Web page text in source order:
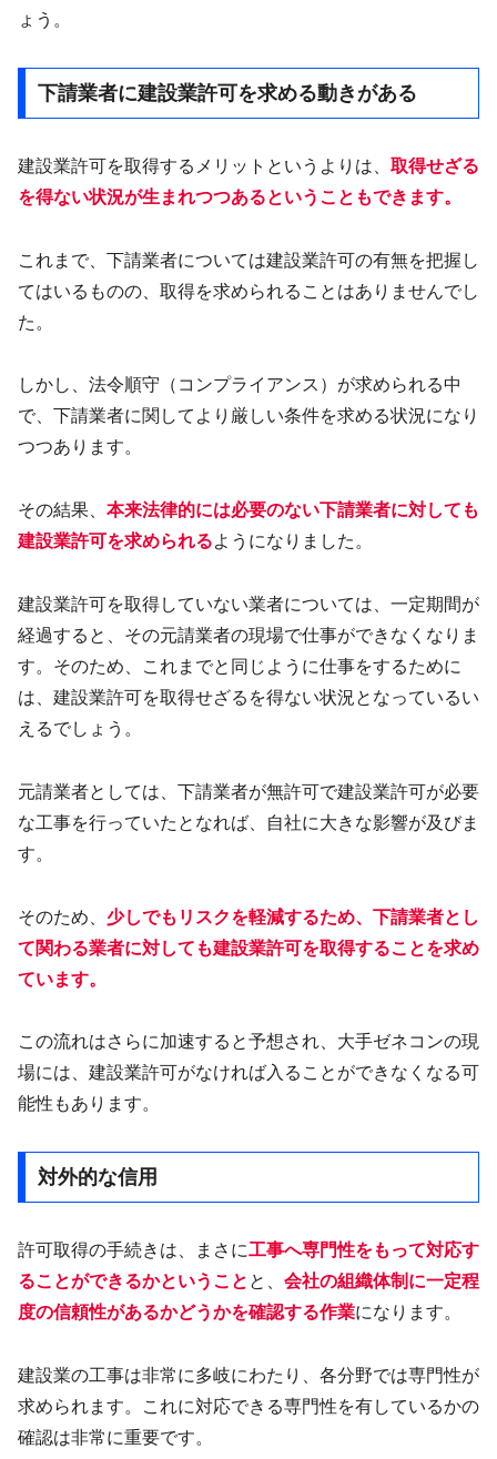
ょう。
下請業者に建設業許可を求める動きがある
建設業許可を取得するメリットというよりは、 取得せざる
を得ない状況が生まれつつあるということもできます。
これまで、下請業者については建設業許可の有無を把握し
てはいるものの、取得を求められることはありませんでし
た。
しかし、法令順守（コンプライアンス）が求められる中
で、下請業者に関してより厳しい条件を求める状況になり
つつあります。
その結果、 本来法律的には必要のない下請業者に対しても
建設業許可を求められるようになりました。
建設業許可を取得していない業者については、一定期間が
経過すると、その元請業者の現場で仕事ができなくなりま
す。そのため、これまでと同じように仕事をするために
は、建設業許可を取得せざるを得ない状況となっているい
えるでしょう。
元請業者としては、下請業者が無許可で建設業許可が必要
な工事を行っていたとなれば、自社に大きな影響が及びま
す。
そのため、 少しでもリスクを軽減するため、下請業者とし
て関わる業者に対しても建設業許可を取得することを求め
ています。
この流れはさらに加速すると予想され、大手ゼネコンの現
場には、建設業許可がなければ入ることができなくなる可
能性もあります。
対外的な信用
許可取得の手続きは、まさに工事へ専門性をもって対応す
ることができるかということ と、 会社の組織体制に一定程
度の信頼性があるかどうかを確認する作業になります。
建設業の工事は非常に多岐にわたり、各分野では専門性が
求められます。これに対応できる専門性を有しているかの
確認は非常に重要です。